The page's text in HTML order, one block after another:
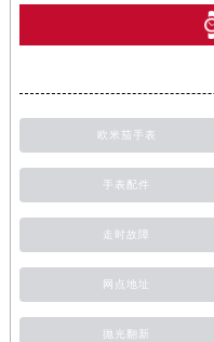
欧米茄手表
手表配件
走时故障
网点地址
抛光翻新